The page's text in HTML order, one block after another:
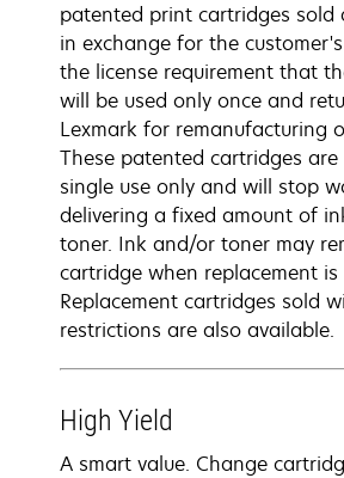
patented print cartridges sold
in exchange for the
the license requirement that
will be used only once and
Lexmark for remanufacturing
These patented cartridges
single use only and will stop
delivering a fixed amount of
toner. Ink and/or toner may
cartridge when replacement is
Replacement cartridges sold
restrictions are also available.
High Yield
A smart value. Change